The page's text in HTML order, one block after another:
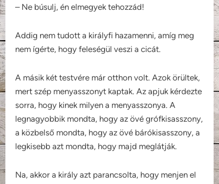
– Ne búsulj, én elmegyek tehozzád!
Addig nem tudott a királyfi hazamenni, amíg meg
nem ígérte, hogy feleségül veszi a cicát.
A másik két testvére már otthon volt. Azok örültek,
mert szép menyasszonyt kaptak. Az apjuk kérdezte
sorra, hogy kinek milyen a menyasszonya. A
legnagyobbik mondta, hogy az övé grófkisasszony,
a közbelső mondta, hogy az övé bárókisasszony, a
legkisebb azt mondta, hogy majd meglátják.
Na, akkor a király azt parancsolta, hogy menjen el